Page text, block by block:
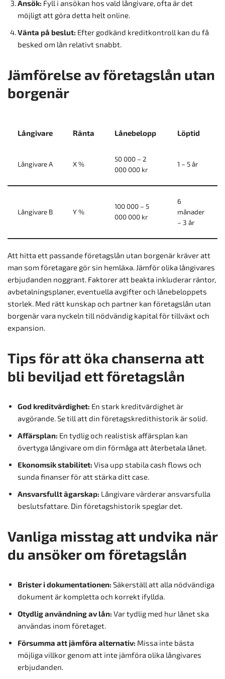
Ansök: Fyll i ansökan hos vald långivare, ofta är det
möjligt att göra detta helt online.
Vänta på beslut: Efter godkänd kreditkontroll kan du få
besked om lån relativt snabbt.
Jämförelse av företagslån utan
borgenär
Långivare Ränta Lånebelopp Löptid
Långivare A X %
50 000 – 2
000 000 kr
1 – 5 år
Långivare B Y %
100 000 – 5
000 000 kr
6
månader
– 3 år
Att hitta ett passande företagslån utan borgenär kräver att
man som företagare gör sin hemläxa. Jämför olika långivares
erbjudanden noggrant. Faktorer att beakta inkluderar räntor,
avbetalningsplaner, eventuella avgifter och lånebeloppets
storlek. Med rätt kunskap och partner kan företagslån utan
borgenär vara nyckeln till nödvändig kapital för tillväxt och
expansion.
Tips för att öka chanserna att
bli beviljad ett företagslån
God kreditvärdighet: En stark kreditvärdighet är
avgörande. Se till att din företagskredithistorik är solid.
Affärsplan: En tydlig och realistisk affärsplan kan
övertyga långivare om din förmåga att återbetala lånet.
Ekonomsik stabilitet: Visa upp stabila cash flows och
sunda finanser för att stärka ditt case.
Ansvarsfullt ägarskap: Långivare värderar ansvarsfulla
beslutsfattare. Din företagshistorik speglar det.
Vanliga misstag att undvika när
du ansöker om företagslån
Brister i dokumentationen: Säkerställ att alla nödvändiga
dokument är kompletta och korrekt ifyllda.
Otydlig användning av lån: Var tydlig med hur lånet ska
användas inom företaget.
Försumma att jämföra alternativ: Missa inte bästa
möjliga villkor genom att inte jämföra olika långivares
erbjudanden.